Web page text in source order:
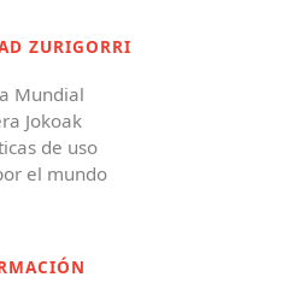
ZURIGORRI
Mundial
Jokoak
de uso
el mundo